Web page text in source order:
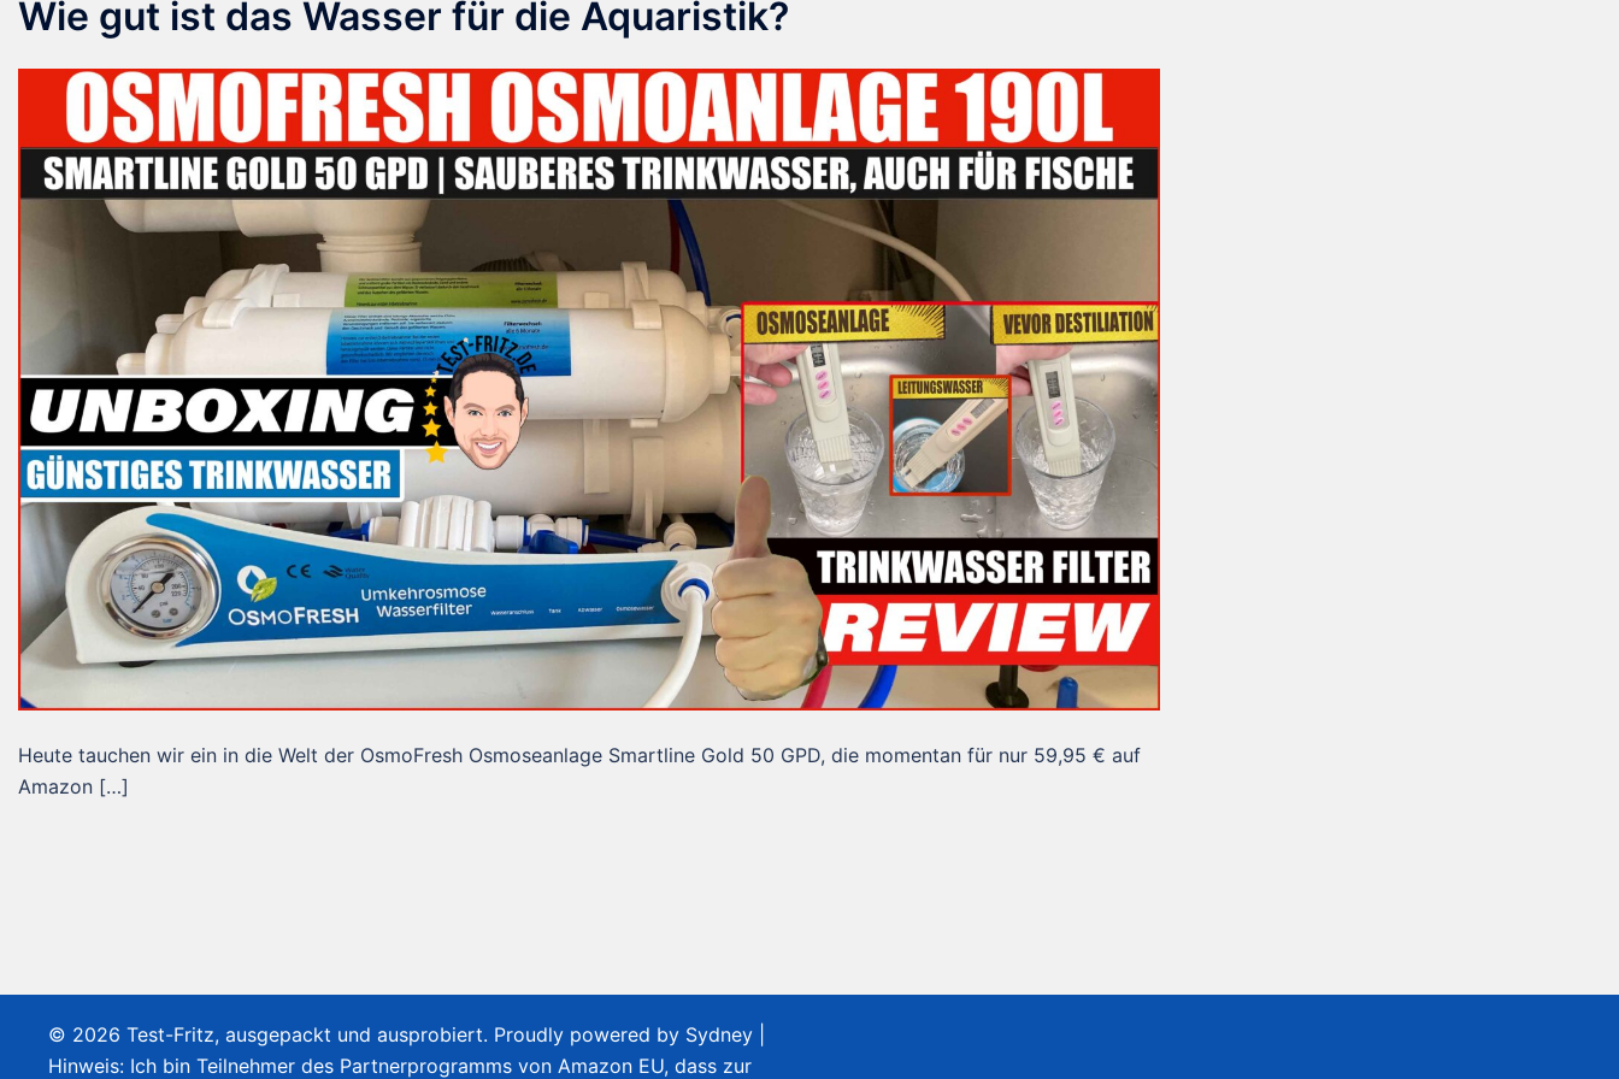
Wie gut ist das Wasser für die Aquaristik?
Heute tauchen wir ein in die Welt der OsmoFresh Osmoseanlage Smartline Gold 50 GPD, die momentan für nur 59,95 € auf
Amazon […]
© 2026 Test-Fritz, ausgepackt und ausprobiert. Proudly powered by Sydney
Hinweis: Ich bin Teilnehmer des Partnerprogramms von Amazon EU, dass zur